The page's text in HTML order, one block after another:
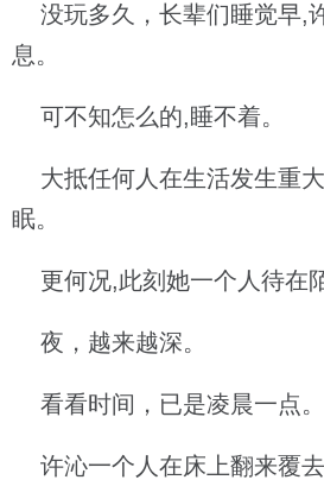
没玩多久，长辈们睡觉早,
息。
可不知怎么的,睡不着。
大抵任何人在生活发生重
眠。
更何况,此刻她一个人待在
夜，越来越深。
看看时间，已是凌晨一点。
许沁一个人在床上翻来覆